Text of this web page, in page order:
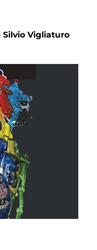
Silvio Vigliaturo